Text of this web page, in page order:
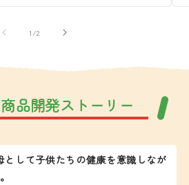
1 /の2
商品開発ストーリー
として子供たちの健康を意識しなが